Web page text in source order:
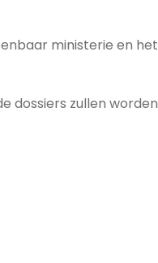
ministerie en het
dossiers zullen worden